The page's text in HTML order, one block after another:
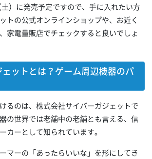
）に発売予定ですので、手に入れたい方
トの公式オンラインショップや、お近く
家電量販店でチェックすると良いでしょ
ットとは？ゲーム周辺機器のパ
るのは、株式会社サイバーガジェットで
の世界では老舗中の老舗とも言える、信
カーとして知られています。
マーの「あったらいいな」を形にしてき